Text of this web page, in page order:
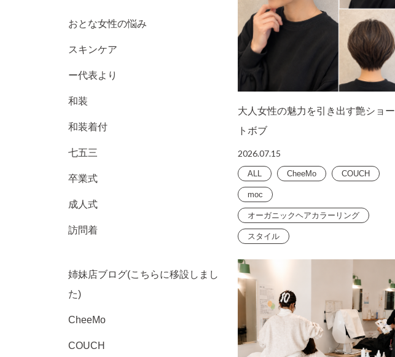
おとな女性の悩み
スキンケア
ー代表より
和装
和装着付
七五三
卒業式
成人式
訪問着
姉妹店ブログ(こちらに移設しまし
た)
CheeMo
COUCH
大人女性の魅力を引き出す艶ショー
トボブ
2026.07.15
ALL CheeMo COUCH
moc
オーガニックヘアカラーリング
スタイル